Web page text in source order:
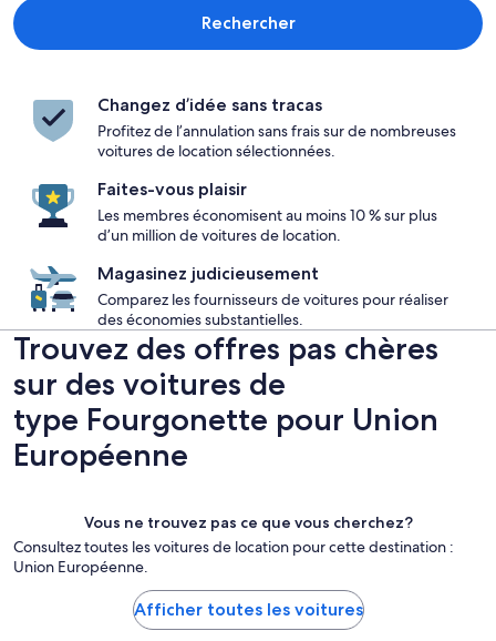
Rechercher
Changez d’idée sans tracas
Profitez de l’annulation sans frais sur de nombreuses
voitures de location sélectionnées.
Faites-vous plaisir
Les membres économisent au moins 10 % sur plus
d’un million de voitures de location.
Magasinez judicieusement
Comparez les fournisseurs de voitures pour réaliser
des économies substantielles.
Trouvez des offres pas chères
sur des voitures de
type Fourgonette pour Union
Européenne
Vous ne trouvez pas ce que vous cherchez?
Consultez toutes les voitures de location pour cette destination :
Union Européenne.
Afficher toutes les voitures